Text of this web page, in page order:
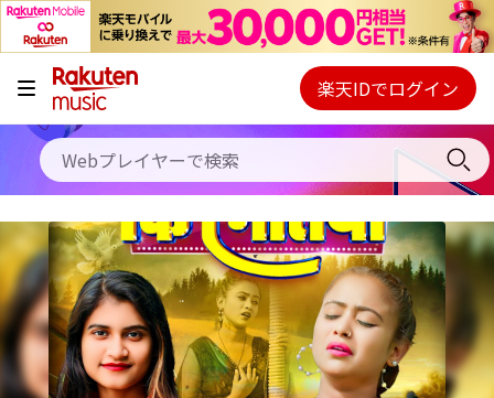
キャンペーン
料金プラン
使い方
初回30日間無料お試し
Webプレイヤー
ご契約内容の確認・変更
楽天IDでログイン